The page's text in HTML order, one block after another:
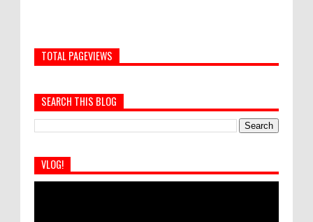
TOTAL PAGEVIEWS
SEARCH THIS BLOG
VLOG!